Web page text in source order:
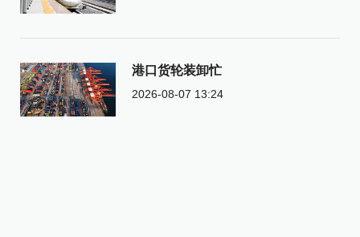
港口货轮装卸忙
2026-08-07 13:24